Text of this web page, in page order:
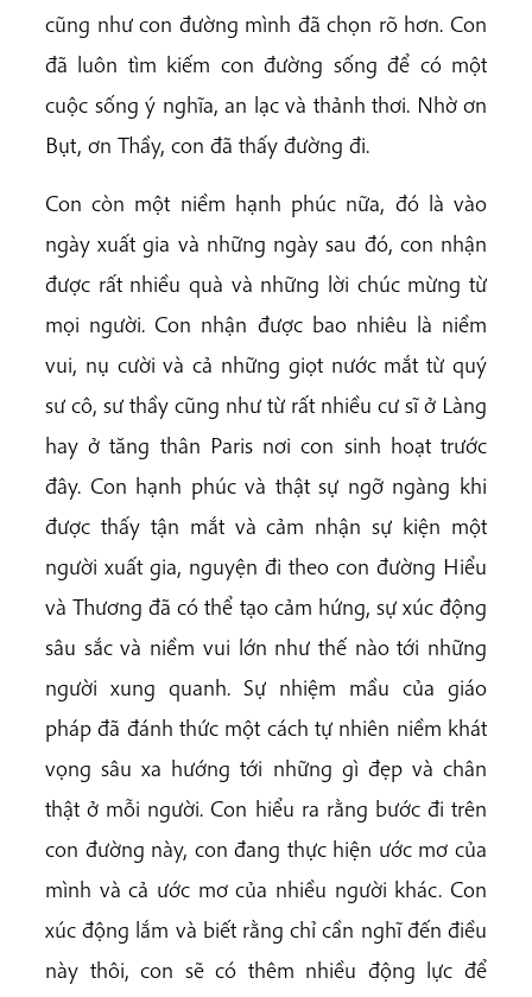
cũng như con đường mình đã chọn rõ hơn. Con
đã luôn tìm kiếm con đường sống để có một
cuộc sống ý nghĩa, an lạc và thảnh thơi. Nhờ ơn
Bụt, ơn Thầy, con đã thấy đường đi.
Con còn một niềm hạnh phúc nữa, đó là vào
ngày xuất gia và những ngày sau đó, con nhận
được rất nhiều quà và những lời chúc mừng từ
mọi người. Con nhận được bao nhiêu là niềm
vui, nụ cười và cả những giọt nước mắt từ quý
sư cô, sư thầy cũng như từ rất nhiều cư sĩ ở Làng
hay ở tăng thân Paris nơi con sinh hoạt trước
đây. Con hạnh phúc và thật sự ngỡ ngàng khi
được thấy tận mắt và cảm nhận sự kiện một
người xuất gia, nguyện đi theo con đường Hiểu
và Thương đã có thể tạo cảm hứng, sự xúc động
sâu sắc và niềm vui lớn như thế nào tới những
người xung quanh. Sự nhiệm mầu của giáo
pháp đã đánh thức một cách tự nhiên niềm khát
vọng sâu xa hướng tới những gì đẹp và chân
thật ở mỗi người. Con hiểu ra rằng bước đi trên
con đường này, con đang thực hiện ước mơ của
mình và cả ước mơ của nhiều người khác. Con
xúc động lắm và biết rằng chỉ cần nghĩ đến điều
này thôi, con sẽ có thêm nhiều động lực để